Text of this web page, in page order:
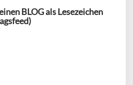
BLOG als Lesezeichen